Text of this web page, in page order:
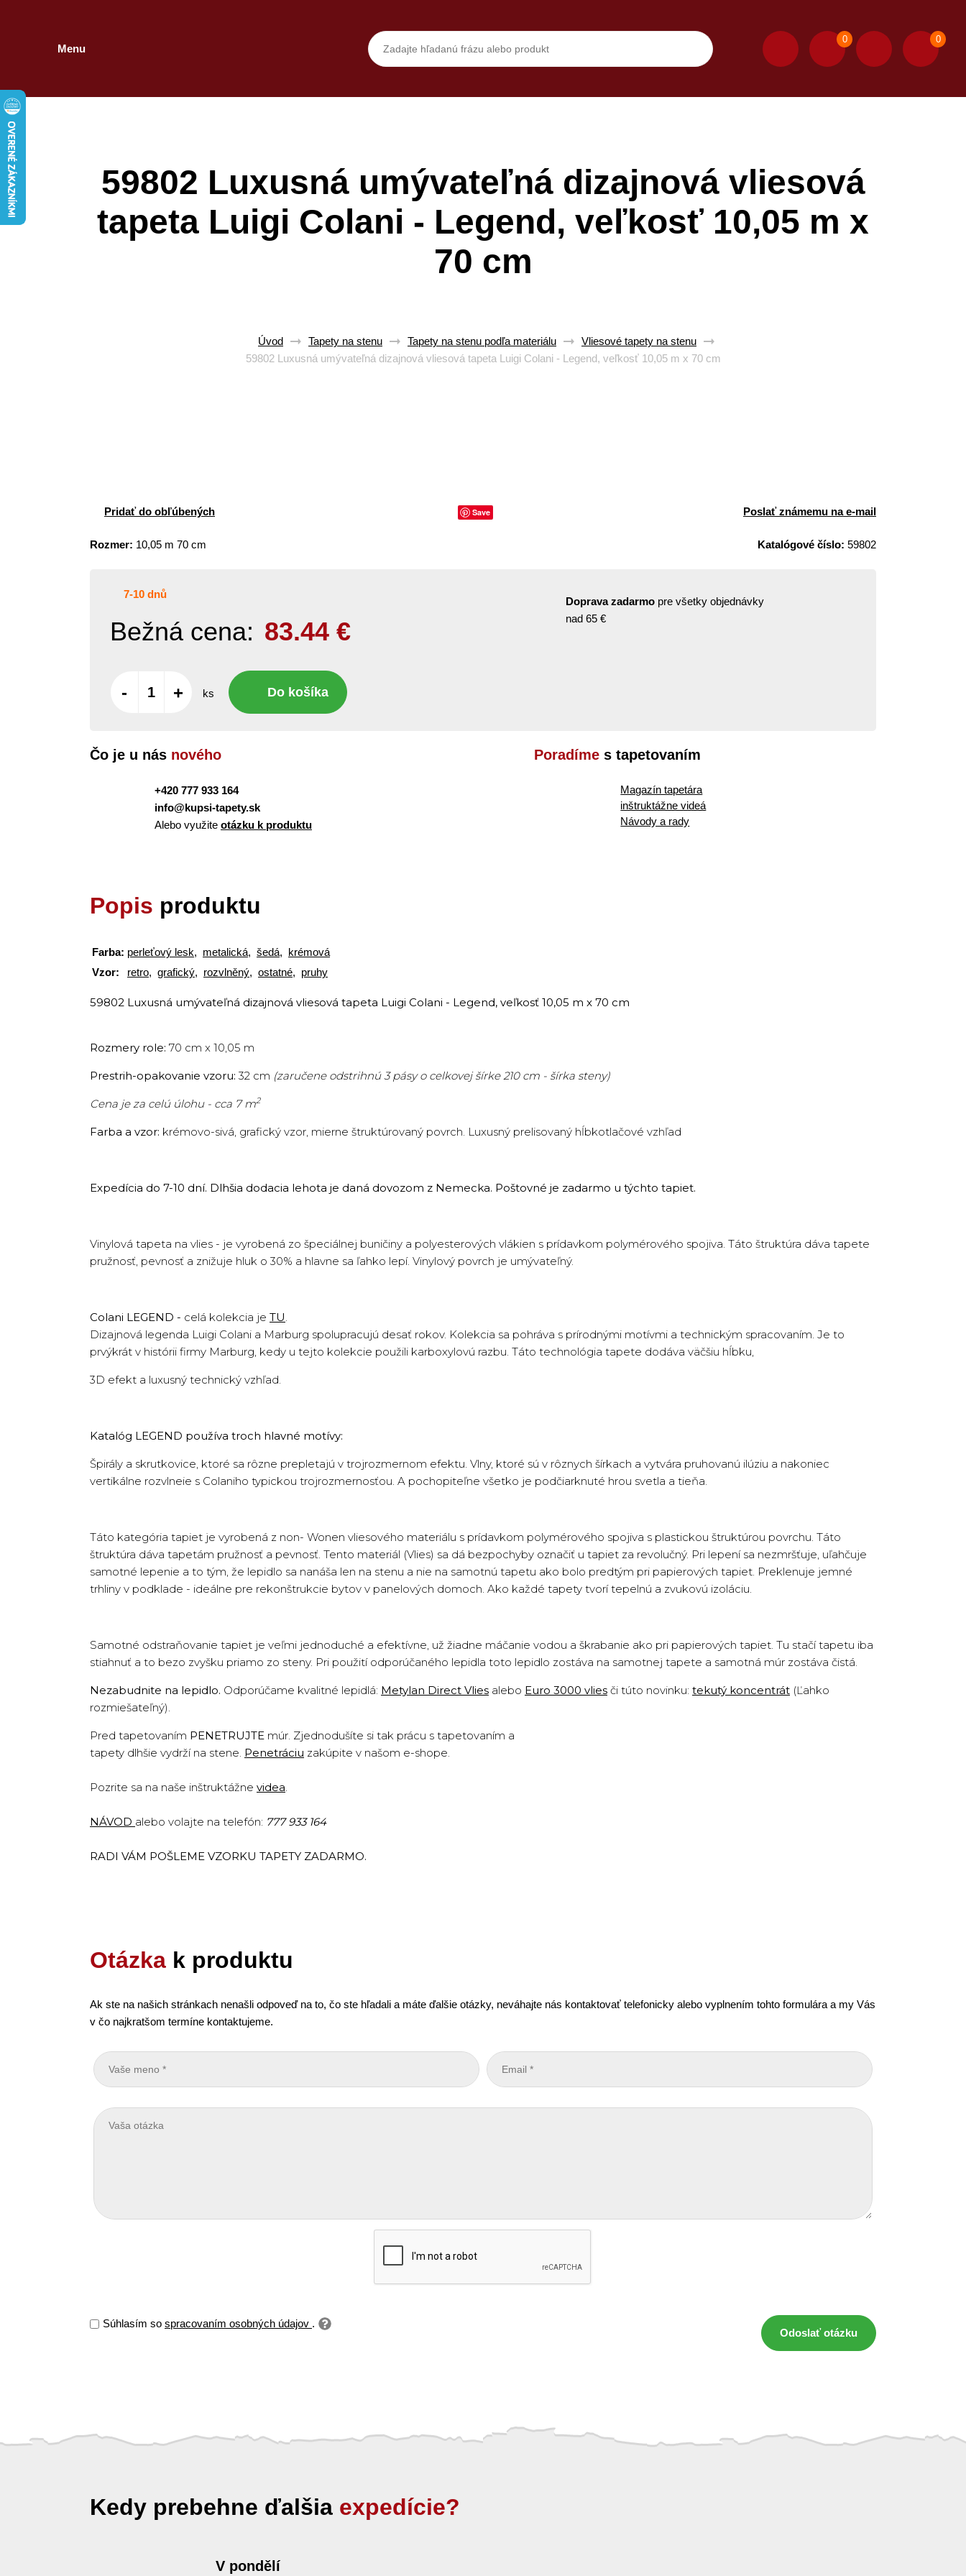
Menu
0 0
59802 Luxusná umývateľná dizajnová vliesová
tapeta Luigi Colani - Legend, veľkosť 10,05 m x
70 cm
Úvod Tapety na stenu Tapety na stenu podľa materiálu
Vliesové tapety na stenu
59802 Luxusná umývateľná dizajnová vliesová tapeta Luigi Colani - Legend, veľkosť 10,05 m x 70 cm
Pridať do obľúbených Save Poslať známemu na e-mail
Rozmer: 10,05 m 70 cm Katalógové číslo: 59802
7-10 dnů
Bežná cena: 83.44 €
- + ks Do košíka
Doprava zadarmo pre všetky objednávky
nad 65 €
Čo je u nás nového
+420 777 933 164
info@kupsi-tapety.sk
Alebo využite otázku k produktu
Poradíme s tapetovaním
Magazín tapetára
inštruktážne videá
Návody a rady
Popis produktu
Farba: perleťový lesk, metalická, šedá, krémová
Vzor:
retro, grafický, rozvlněný, ostatné, pruhy
59802 Luxusná umývateľná dizajnová vliesová tapeta Luigi Colani - Legend, veľkosť 10,05 m x 70 cm
Rozmery role: 70 cm x 10,05 m
Prestrih-opakovanie vzoru: 32 cm (zaručene odstrihnú 3 pásy o celkovej šírke 210 cm - šírka steny)
Cena je za celú úlohu - cca 7 m2
Farba a vzor: krémovo-sivá, grafický vzor, mierne štruktúrovaný povrch. Luxusný prelisovaný hĺbkotlačové vzhľad
Expedícia do 7-10 dní. Dlhšia dodacia lehota je daná dovozom z Nemecka. Poštovné je zadarmo u týchto tapiet.
Vinylová tapeta na vlies - je vyrobená zo špeciálnej buničiny a polyesterových vlákien s prídavkom polymérového spojiva. Táto štruktúra dáva tapete
pružnosť, pevnosť a znižuje hluk o 30% a hlavne sa ľahko lepí. Vinylový povrch je umývateľný.
Colani LEGEND - celá kolekcia je TU.
Dizajnová legenda Luigi Colani a Marburg spolupracujú desať rokov. Kolekcia sa pohráva s prírodnými motívmi a technickým spracovaním. Je to
prvýkrát v histórii firmy Marburg, kedy u tejto kolekcie použili karboxylovú razbu. Táto technológia tapete dodáva väčšiu hĺbku,
3D efekt a luxusný technický vzhľad.
Katalóg LEGEND používa troch hlavné motívy:
Špirály a skrutkovice, ktoré sa rôzne prepletajú v trojrozmernom efektu. Vlny, ktoré sú v rôznych šírkach a vytvára pruhovanú ilúziu a nakoniec
vertikálne rozvlneie s Colaniho typickou trojrozmernosťou. A pochopiteľne všetko je podčiarknuté hrou svetla a tieňa.
Táto kategória tapiet je vyrobená z non- Wonen vliesového materiálu s prídavkom polymérového spojiva s plastickou štruktúrou povrchu. Táto
štruktúra dáva tapetám pružnosť a pevnosť. Tento materiál (Vlies) sa dá bezpochyby označiť u tapiet za revolučný. Pri lepení sa nezmršťuje, uľahčuje
samotné lepenie a to tým, že lepidlo sa nanáša len na stenu a nie na samotnú tapetu ako bolo predtým pri papierových tapiet. Preklenuje jemné
trhliny v podklade - ideálne pre rekonštrukcie bytov v panelových domoch. Ako každé tapety tvorí tepelnú a zvukovú izoláciu.
Samotné odstraňovanie tapiet je veľmi jednoduché a efektívne, už žiadne máčanie vodou a škrabanie ako pri papierových tapiet. Tu stačí tapetu iba
stiahnuť a to bezo zvyšku priamo zo steny. Pri použití odporúčaného lepidla toto lepidlo zostáva na samotnej tapete a samotná múr zostáva čistá.
Nezabudnite na lepidlo. Odporúčame kvalitné lepidlá: Metylan Direct Vlies alebo Euro 3000 vlies či túto novinku: tekutý koncentrát (Ľahko
rozmiešateľný).
Pred tapetovaním PENETRUJTE múr. Zjednodušíte si tak prácu s tapetovaním a
tapety dlhšie vydrží na stene. Penetráciu zakúpite v našom e-shope.
Pozrite sa na naše inštruktážne videa.
NÁVOD alebo volajte na telefón: 777 933 164
RADI VÁM POŠLEME VZORKU TAPETY ZADARMO.
Otázka k produktu
Ak ste na našich stránkach nenašli odpoveď na to, čo ste hľadali a máte ďalšie otázky, neváhajte nás kontaktovať telefonicky alebo vyplnením tohto formulára a my Vás
v čo najkratšom termíne kontaktujeme.
Súhlasím so spracovaním osobných údajov .
Odoslať otázku
Kedy prebehne ďalšia expedície?
V pondělí